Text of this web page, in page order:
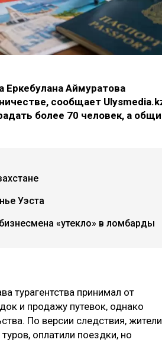
Еркебулана Аймуратова
сообщает
более 70 человек, а
Уэста
«утекло» в ломбарды
турагентства принимал от
и продажу путевок, однако
По версии следствия, жители
оплатили поездки, но